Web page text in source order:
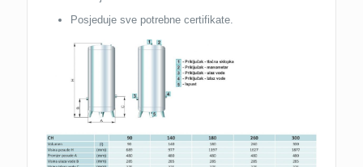
Posjeduje sve potrebne certifikate.